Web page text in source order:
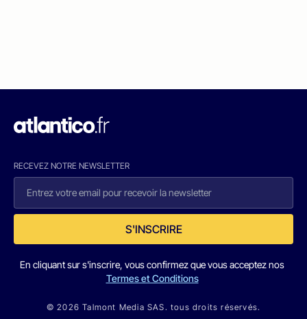
RECEVEZ NOTRE NEWSLETTER
S'INSCRIRE
En cliquant sur s'inscrire, vous confirmez que vous acceptez nos
Termes et Conditions
© 2026 Talmont Media SAS. tous droits réservés.